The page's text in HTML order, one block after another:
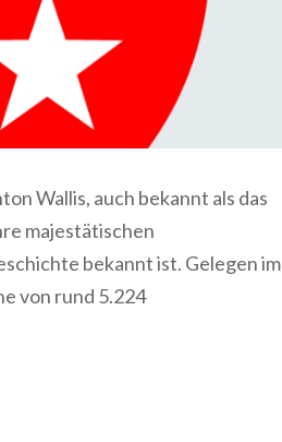
Wallis, auch bekannt als das
majestätischen
bekannt ist. Gelegen im
von rund 5.224